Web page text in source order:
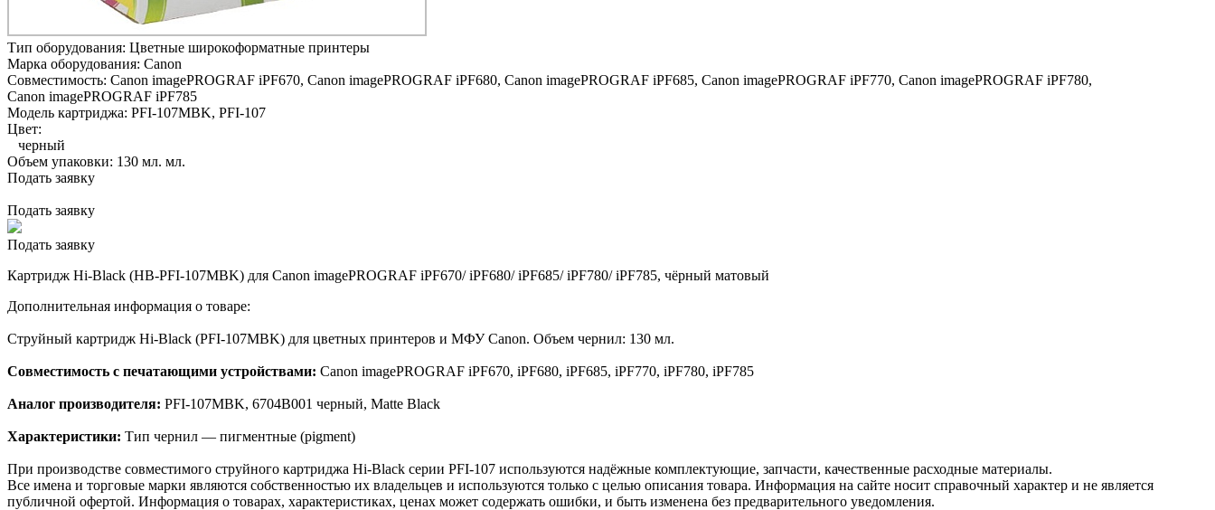
Тип оборудования: Цветные широкоформатные принтеры
Марка оборудования: Canon
Совместимость: Canon imagePROGRAF iPF670, Canon imagePROGRAF iPF680, Canon imagePROGRAF iPF685, Canon imagePROGRAF iPF770, Canon imagePROGRAF iPF780,
Canon imagePROGRAF iPF785
Модель картриджа: PFI-107MBK, PFI-107
Цвет:
черный
Объем упаковки: 130 мл. мл.
Подать заявку
Подать заявку
Подать заявку
Картридж Hi-Black (HB-PFI-107MBK) для Canon imagePROGRAF iPF670/ iPF680/ iPF685/ iPF780/ iPF785, чёрный матовый
Дополнительная информация о товаре:
Струйный картридж Hi-Black (PFI-107MBK) для цветных принтеров и МФУ Canon. Объем чернил: 130 мл.
Совместимость с печатающими устройствами: Canon imagePROGRAF iPF670, iPF680, iPF685, iPF770, iPF780, iPF785
Аналог производителя: PFI-107MBK, 6704B001 черный, Matte Black
Характеристики: Тип чернил — пигментные (pigment)
При производстве совместимого струйного картриджа Hi-Black серии PFI-107 используются надёжные комплектующие, запчасти, качественные расходные материалы.
Все имена и торговые марки являются собственностью их владельцев и используются только с целью описания товара. Информация на сайте носит справочный характер и не является
публичной офертой. Информация о товарах, характеристиках, ценах может содержать ошибки, и быть изменена без предварительного уведомления.